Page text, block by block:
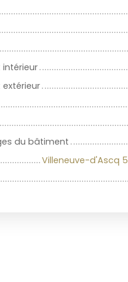
du bâtiment
Villeneuve-d'Ascq